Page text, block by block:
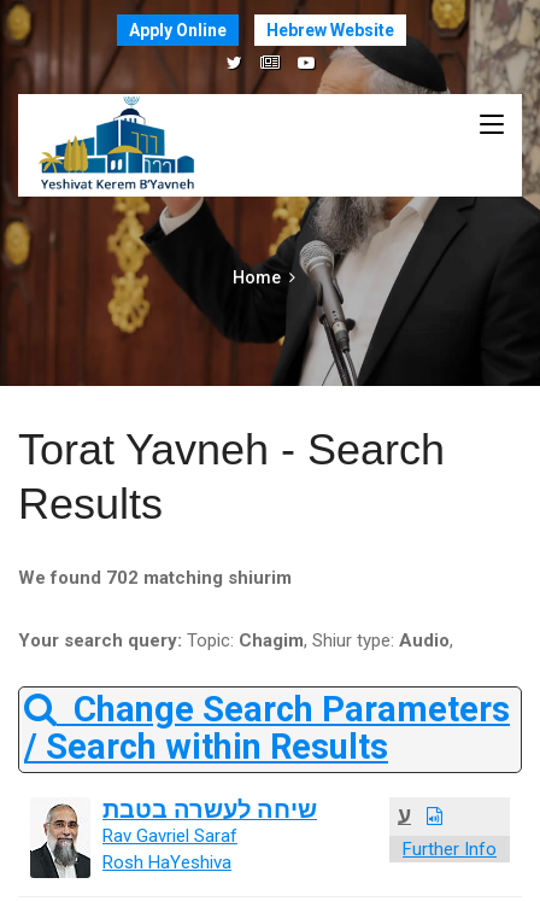
Apply Online Hebrew Website
Home
Torat Yavneh - Search
Results
We found 702 matching shiurim
Your search query: Topic: Chagim, Shiur type: Audio,
Change Search Parameters
/ Search within Results
ע
Further Info
שיחה לעשרה בטבת
Rav Gavriel Saraf
Rosh HaYeshiva